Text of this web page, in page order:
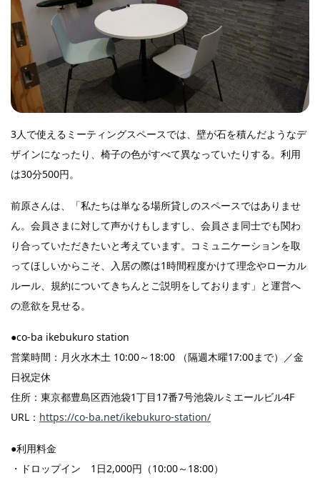
3人で使えるミーティングスペースでは、壁が石を積んだようなデ
ザインになったり、椅子の色がすべて異なっていたりする。利用
は30分500円。
前原さんは、「私たちは単なる場所貸しのスペースではありませ
ん。会員さまに対して声かけもしますし、会員さま同士でも関わ
り合っていただきたいと考えています。コミュニケーションを取
ってほしいからこそ、入居の際は1時間程度かけて理念やローカル
ルール、規約についてきちんとご説明をしております」と運営へ
の意欲を見せる。
●co-ba ikebukuro station
営業時間：月火水木土 10:00～18:00 （隔週木曜17:00まで）／金
日祝定休
住所：東京都豊島区西池袋1丁目17番7号池袋ルミエールビル4F
URL： https://co-ba.net/ikebukuro-station/
●利用料金
・ドロップイン 1日2,000円（10:00～18:00）